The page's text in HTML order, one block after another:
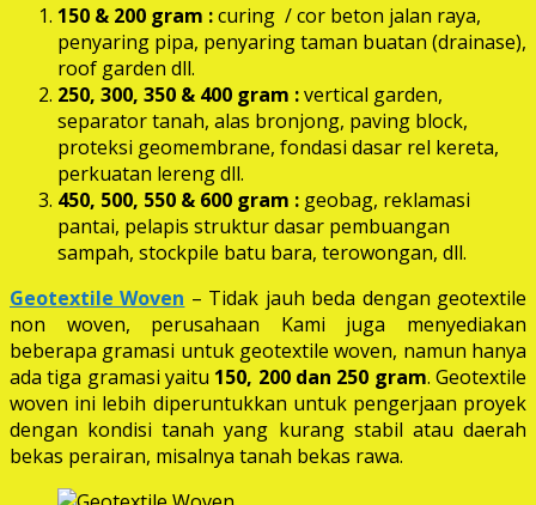
150 & 200 gram :curing / cor beton jalan raya,
penyaring pipa, penyaring taman buatan (drainase),
roof garden dll.
250, 300, 350 & 400 gram :vertical garden,
separator tanah, alas bronjong, paving block,
proteksi geomembrane, fondasi dasar rel kereta,
perkuatan lereng dll.
450, 500, 550 & 600 gram : geobag, reklamasi
pantai, pelapis struktur dasar pembuangan
sampah, stockpile batu bara, terowongan, dll.
Geotextile Woven – Tidak jauh beda dengan geotextile
non woven, perusahaan Kami juga menyediakan
beberapa gramasi untuk geotextile woven, namun hanya
ada tiga gramasi yaitu 150, 200 dan 250 gram. Geotextile
woven ini lebih diperuntukkan untuk pengerjaan proyek
dengan kondisi tanah yang kurang stabil atau daerah
bekas perairan, misalnya tanah bekas rawa.